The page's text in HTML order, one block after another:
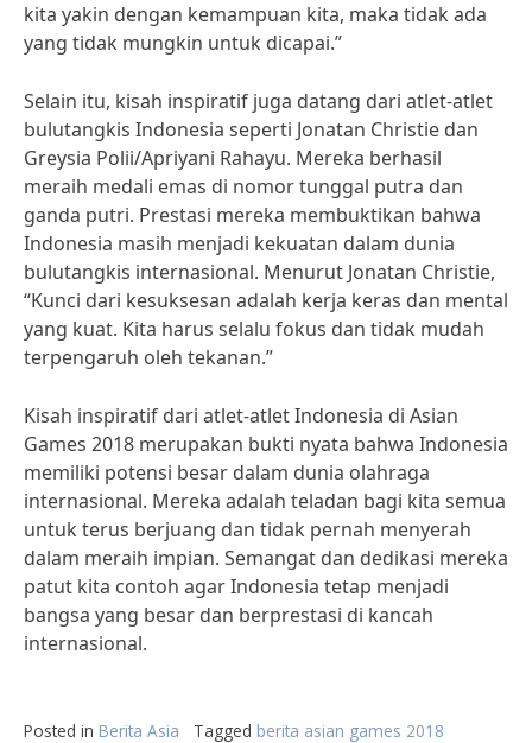
kita yakin dengan kemampuan kita, maka tidak ada
yang tidak mungkin untuk dicapai.”
Selain itu, kisah inspiratif juga datang dari atlet-atlet
bulutangkis Indonesia seperti Jonatan Christie dan
Greysia Polii/Apriyani Rahayu. Mereka berhasil
meraih medali emas di nomor tunggal putra dan
ganda putri. Prestasi mereka membuktikan bahwa
Indonesia masih menjadi kekuatan dalam dunia
bulutangkis internasional. Menurut Jonatan Christie,
“Kunci dari kesuksesan adalah kerja keras dan mental
yang kuat. Kita harus selalu fokus dan tidak mudah
terpengaruh oleh tekanan.”
Kisah inspiratif dari atlet-atlet Indonesia di Asian
Games 2018 merupakan bukti nyata bahwa Indonesia
memiliki potensi besar dalam dunia olahraga
internasional. Mereka adalah teladan bagi kita semua
untuk terus berjuang dan tidak pernah menyerah
dalam meraih impian. Semangat dan dedikasi mereka
patut kita contoh agar Indonesia tetap menjadi
bangsa yang besar dan berprestasi di kancah
internasional.
Posted in Berita Asia Tagged berita asian games 2018